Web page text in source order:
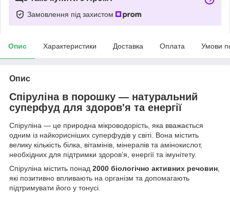
Замовлення під захистом
Опис Характеристики Доставка Оплата Умови
Опис
Спіруліна в порошку — натуральний
суперфуд для здоров'я та енергії
Спіруліна — це природна мікроводорість, яка вважається
одним із найкорисніших суперфудів у світі. Вона містить
велику кількість білка, вітамінів, мінералів та амінокислот,
необхідних для підтримки здоров’я, енергії та імунітету.
Спіруліна містить понад 2000 біологічно активних речовин,
які позитивно впливають на організм та допомагають
підтримувати його у тонусі.